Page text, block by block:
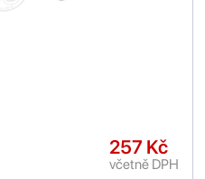
257 Kč
včetně DPH